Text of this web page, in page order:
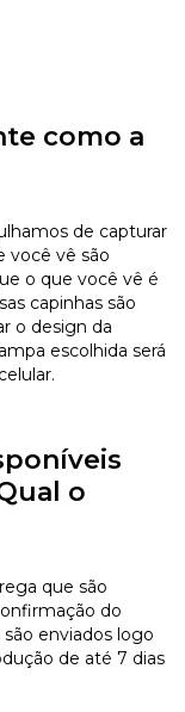
como a
de capturar
você vê são
o que você vê é
capinhas são
o design da
escolhida será
o
que são
do
enviados logo
de até 7 dias